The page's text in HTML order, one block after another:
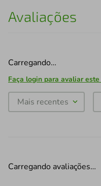
Avaliações
Carregando…
Faça login para avaliar
Mais recentes
Carregando avaliações…